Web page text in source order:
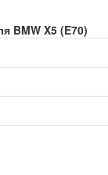
BMW X5 (E70)